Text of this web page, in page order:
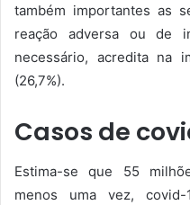
também importantes as
reação adversa ou de
necessário, acredita na
(26,7%).
Casos de
Estima-se que 55
menos uma vez,